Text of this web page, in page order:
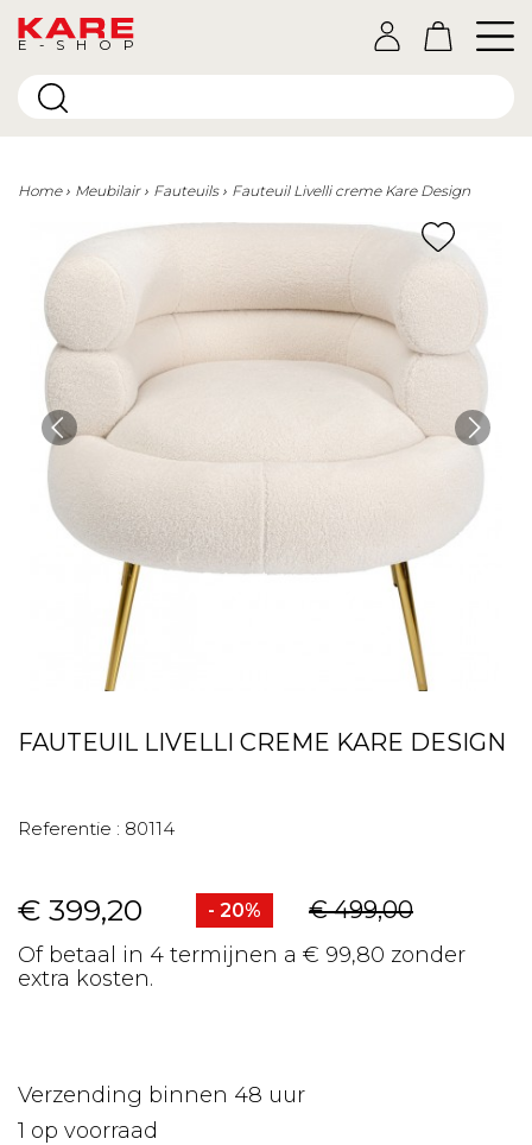
E-SHOP
Home Meubilair Fauteuils Fauteuil Livelli creme Kare Design
FAUTEUIL LIVELLI CREME KARE DESIGN
Referentie : 80114
€ 399,20 - 20% € 499,00
Of betaal in 4 termijnen a € 99,80 zonder
extra kosten.
Verzending binnen 48 uur
1 op voorraad